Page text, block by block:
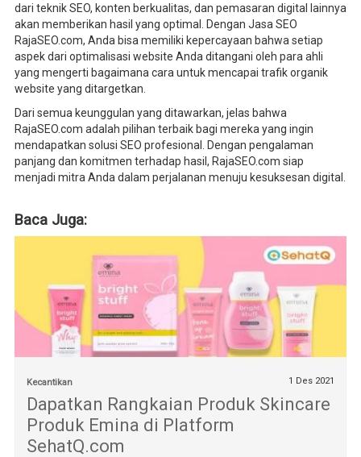
dari teknik SEO, konten berkualitas, dan pemasaran digital lainnya
akan memberikan hasil yang optimal. Dengan Jasa SEO
RajaSEO.com, Anda bisa memiliki kepercayaan bahwa setiap
aspek dari optimalisasi website Anda ditangani oleh para ahli
yang mengerti bagaimana cara untuk mencapai trafik organik
website yang ditargetkan.
Dari semua keunggulan yang ditawarkan, jelas bahwa
RajaSEO.com adalah pilihan terbaik bagi mereka yang ingin
mendapatkan solusi SEO profesional. Dengan pengalaman
panjang dan komitmen terhadap hasil, RajaSEO.com siap
menjadi mitra Anda dalam perjalanan menuju kesuksesan digital.
Baca Juga:
Kecantikan 1 Des 2021
Dapatkan Rangkaian Produk Skincare
Produk Emina di Platform
SehatQ.com